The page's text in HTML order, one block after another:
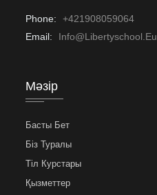
Phone:
+421908059064
Email:
Info@libertyschool.eu
Мәзір
Басты Бет
Біз Туралы
Тіл Курстары
Қызметтер